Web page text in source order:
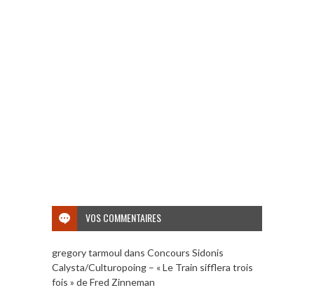
VOS COMMENTAIRES
gregory tarmoul dans Concours Sidonis
Calysta/Culturopoing – « Le Train sifflera trois
fois » de Fred Zinneman